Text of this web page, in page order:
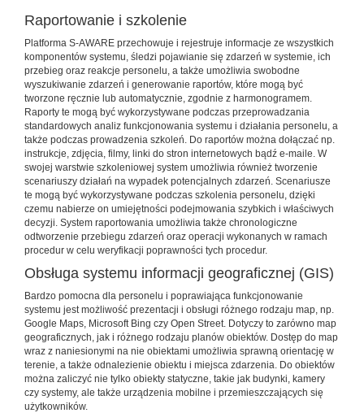
Raportowanie i szkolenie
Platforma S-AWARE przechowuje i rejestruje informacje ze wszystkich
komponentów systemu, śledzi pojawianie się zdarzeń w systemie, ich
przebieg oraz reakcje personelu, a także umożliwia swobodne
wyszukiwanie zdarzeń i generowanie raportów, które mogą być
tworzone ręcznie lub automatycznie, zgodnie z harmonogramem.
Raporty te mogą być wykorzystywane podczas przeprowadzania
standardowych analiz funkcjonowania systemu i działania personelu, a
także podczas prowadzenia szkoleń. Do raportów można dołączać np.
instrukcje, zdjęcia, filmy, linki do stron internetowych bądź e-maile. W
swojej warstwie szkoleniowej system umożliwia również tworzenie
scenariuszy działań na wypadek potencjalnych zdarzeń. Scenariusze
te mogą być wykorzystywane podczas szkolenia personelu, dzięki
czemu nabierze on umiejętności podejmowania szybkich i właściwych
decyzji. System raportowania umożliwia także chronologiczne
odtworzenie przebiegu zdarzeń oraz operacji wykonanych w ramach
procedur w celu weryfikacji poprawności tych procedur.
Obsługa systemu informacji geograficznej (GIS)
Bardzo pomocna dla personelu i poprawiająca funkcjonowanie
systemu jest możliwość prezentacji i obsługi różnego rodzaju map, np.
Google Maps, Microsoft Bing czy Open Street. Dotyczy to zarówno map
geograficznych, jak i różnego rodzaju planów obiektów. Dostęp do map
wraz z naniesionymi na nie obiektami umożliwia sprawną orientację w
terenie, a także odnalezienie obiektu i miejsca zdarzenia. Do obiektów
można zaliczyć nie tylko obiekty statyczne, takie jak budynki, kamery
czy systemy, ale także urządzenia mobilne i przemieszczających się
użytkowników.